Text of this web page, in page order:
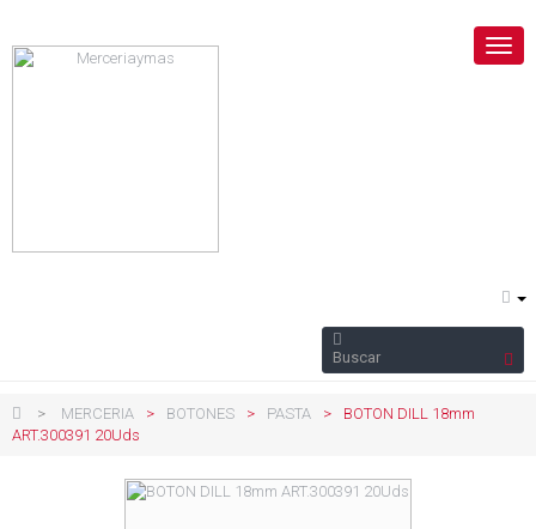
> MERCERIA > BOTONES > PASTA >
BOTON DILL 18mm
ART.300391 20Uds